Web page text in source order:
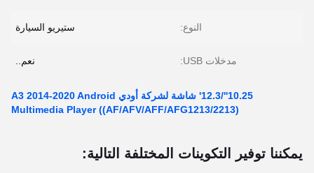
النوع: ستيريو السيارة
مدخلات USB: نعم..
10.25''/12.3' شاشة لشركة أودي A3 2014-2020 Android
Multimedia Player ((AF/AFV/AFF/AFG1213/2213)
يمكننا توفير التكوينات المختلفة التالية: